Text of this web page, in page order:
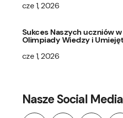
cze 1, 2026
Sukces Naszych uczniów
Olimpiady Wiedzy i
cze 1, 2026
Nasze Social Media